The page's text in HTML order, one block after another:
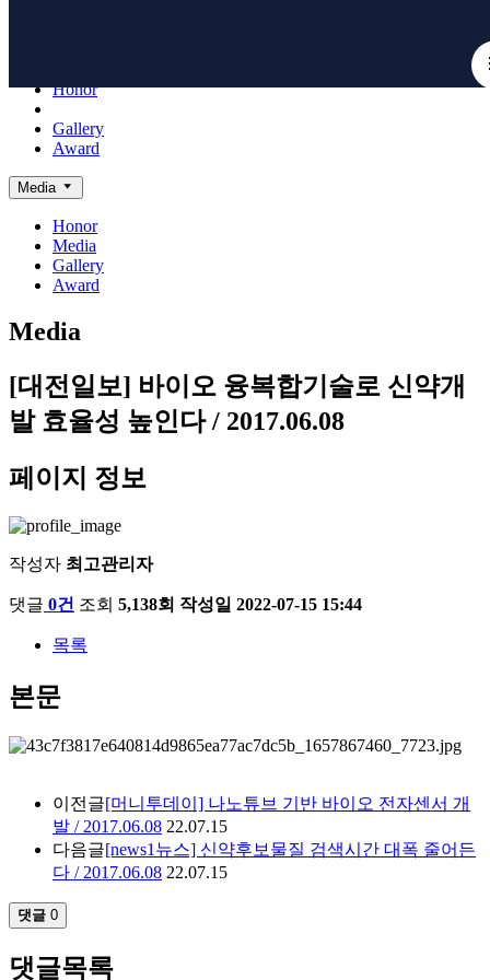
Honor
Gallery
Award
Media
Honor
Media
Gallery
Award
Media
[대전일보] 바이오 융복합기술로 신약개
발 효율성 높인다 / 2017.06.08
페이지 정보
작성자 최고관리자
댓글 0건 조회 5,138회 작성일 2022-07-15 15:44
목록
본문
이전글[머니투데이] 나노튜브 기반 바이오 전자센서 개
발 / 2017.06.08 22.07.15
다음글[news1뉴스] 신약후보물질 검색시간 대폭 줄어든
다 / 2017.06.08 22.07.15
댓글 0
댓글목록